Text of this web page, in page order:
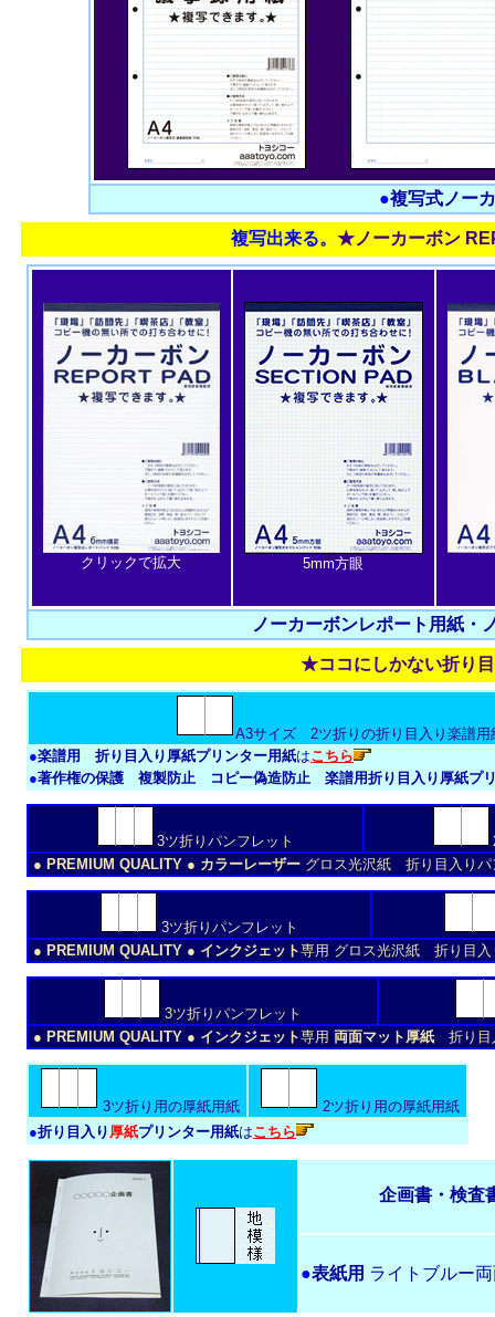
●複写式ノー
複写出来る。 ★ノーカーボン
クリックで拡大 5mm方眼
ノーカーボンレポート用紙・
★ココにしかない折り
A3サイズ 2ツ折りの折り目入り楽譜用
●楽譜用 折り目入り厚紙プリンター用紙はこちら
●著作権の保護 複製防止 コピー偽造防止 楽譜用折り目入り厚紙プ
3ツ折りパンフレット
● PREMIUM QUALITY ● カラーレーザー グロス光沢紙 折り目入りパ
3ツ折りパンフレット
● PREMIUM QUALITY ● インクジェット専用 グロス光沢紙 折り目入
3ツ折りパンフレット
● PREMIUM QUALITY ● インクジェット専用 両面マット厚紙 折り目
3ツ折り用の厚紙用紙
2ツ折り用の厚紙用紙
●折り目入り 厚紙プリンター用紙はこちら
企画書・検査
●表紙用 ライトブルー